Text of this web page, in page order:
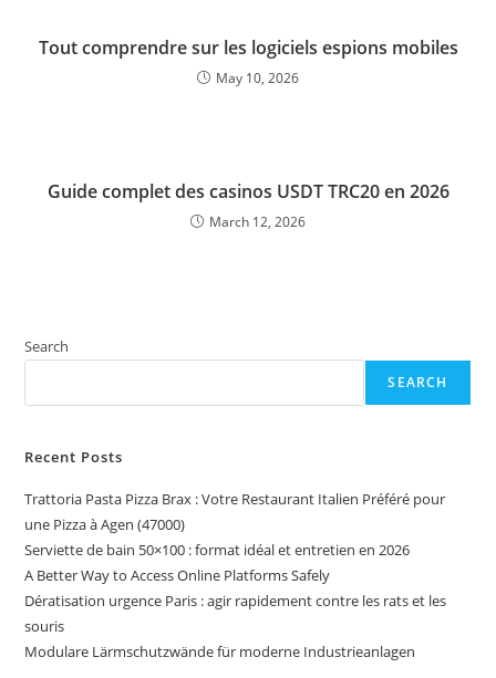
Tout comprendre sur les logiciels espions mobiles
May 10, 2026
Guide complet des casinos USDT TRC20 en 2026
March 12, 2026
Search
SEARCH
Recent Posts
Trattoria Pasta Pizza Brax : Votre Restaurant Italien Préféré pour
une Pizza à Agen (47000)
Serviette de bain 50×100 : format idéal et entretien en 2026
A Better Way to Access Online Platforms Safely
Dératisation urgence Paris : agir rapidement contre les rats et les
souris
Modulare Lärmschutzwände für moderne Industrieanlagen